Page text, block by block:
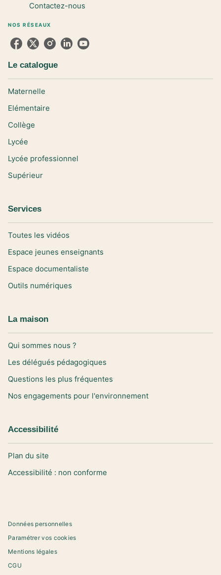
Contactez-nous
NOS RÉSEAUX
Le catalogue
Maternelle
Elémentaire
Collège
Lycée
Lycée professionnel
Supérieur
Services
Toutes les vidéos
Espace jeunes enseignants
Espace documentaliste
Outils numériques
La maison
Qui sommes nous ?
Les délégués pédagogiques
Questions les plus fréquentes
Nos engagements pour l'environnement
Accessibilité
Plan du site
Accessibilité : non conforme
Données personnelles
Paramétrer vos cookies
Mentions légales
CGU